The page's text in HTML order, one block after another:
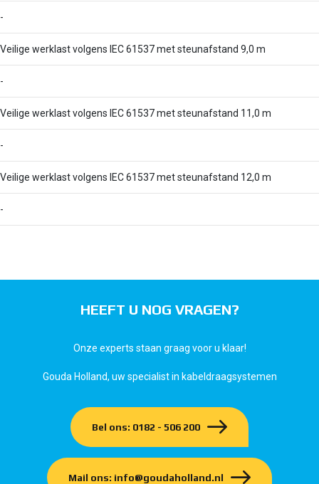
-
Veilige werklast volgens IEC 61537 met steunafstand 9,0 m
-
Veilige werklast volgens IEC 61537 met steunafstand 11,0 m
-
Veilige werklast volgens IEC 61537 met steunafstand 12,0 m
-
HEEFT U NOG VRAGEN?
Onze experts staan graag voor u klaar!
Gouda Holland, uw specialist in kabeldraagsystemen
Bel ons: 0182 - 506 200
Mail ons: info@goudaholland.nl